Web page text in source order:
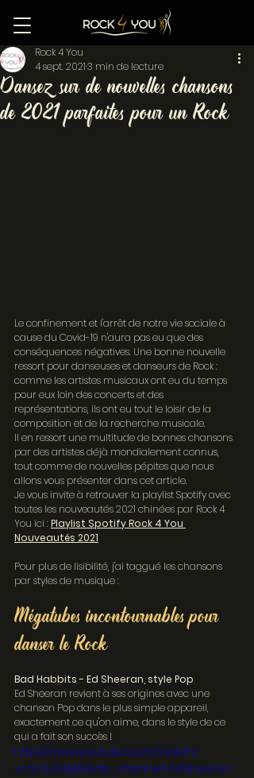
Dansez sur de nouvelles chansons
de 2021 parfaites pour un Rock
Rock 4 You
4 sept. 20213 min de lecture
Le confinement et l'arrêt de notre vie sociale à
cause du Covid-19 n'aura pas eu que des
conséquences négatives. Une bonne nouvelle
ressort pour danseuses et danseurs de Rock :
comme les artistes musicaux ont eu du temps
pour eux loin des concerts et des
représentations, ils ont eu tout le loisir de la
composition et de la recherche musicale.
Il en ressort une multitude de bonnes chansons
par des artistes déjà mondialement connus,
tout comme de nouvelles pépites que nous
allons vous présenter dans cet article.
Je vous invite à retrouver la playlist Spotify avec
toutes les nouveautés 2021 chinées par Rock 4
You ici : Playlist Spotify Rock 4 You
Nouveautés 2021
Pour plus de lisibilité, j'ai taggué les chansons
par styles de musique :
Mégatubes incontournables pour
danser le Rock
Bad Habbits - Ed Sheeran, style Pop
Ed Sheeran revient à ses origines avec une
chanson Pop dans le plus simple appareil,
exactement ce qu'on aime, dans le style de ce
qui a fait son succès !
https://www.youtube.com/watch?
v=orJSJGHjBLI&ab_channel=EdSheeran